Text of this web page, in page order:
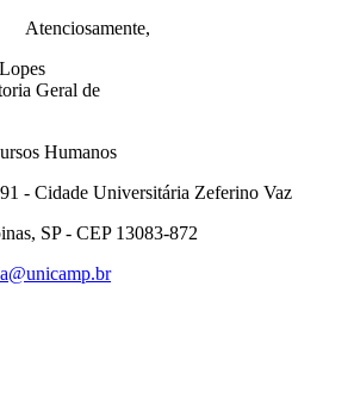
Atenciosamente,
Geral de
Humanos
- Cidade Universitária Zeferino Vaz
SP - CEP 13083-872